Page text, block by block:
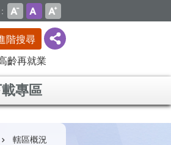
階搜尋
齡再就業
專區
轄區概況